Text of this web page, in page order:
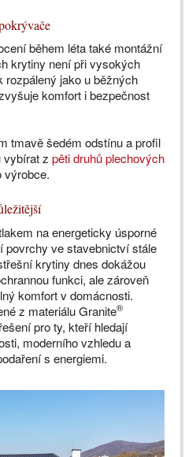
během léta také montážní
krytiny není při vysokých
rozpálený jako u běžných
komfort i bezpečnost
tmavě šedém odstínu a profil
vybírat z pěti druhů plechových
výrobce.
na energeticky úsporné
ve stavebnictví stále
krytiny dnes dokážou
funkci, ale zároveň
komfort v domácnosti.
z materiálu Granite®
pro ty, kteří hledají
moderního vzhledu a
s energiemi.